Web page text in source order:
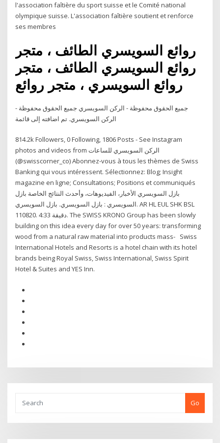
l'association faîtière du sport suisse et le Comité national
olympique suisse. L'association faîtière soutient et renforce
ses membres
روائع السويسري الطائف ، متجر
روائع السويسري الطائف ، متجر
روائع السويسري ، متجر روائع
جميع الحقوق محفوظة - الركن السويسري جميع الحقوق محفوظة -
الركن السويسري. تم اضافته إلى قائمة
814.2k Followers, 0 Following, 1806 Posts - See Instagram
photos and videos from الركن السويسري للساعات
(@swisscorner_co) Abonnez-vous à tous les thèmes de Swiss
Banking qui vous intéressent. Sélectionnez: Blog; Insight
magazine en ligne; Consultations; Positions et communiqués
بازل السويسري الأخبار، الفيديوهات، وأحدث النتائج الخاصة بازل
السويسري : بازل السويسري. بازل السويسري. AR HL EUL SHK BSL
110820. 4:33 دقيقة. The SWISS KRONO Group has been slowly
building on this idea every day for over 50 years: transforming
wood from a natural raw material into products mass- Swiss
International Hotels and Resorts is a hotel chain with its hotel
brands being Royal Swiss, Swiss International, Swiss Spirit
Hotel & Suites and YES Inn.
Go